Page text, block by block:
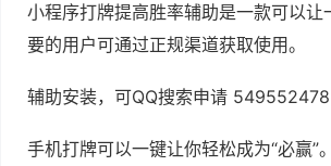
小程序打牌提高胜率辅助是一款可以
要的用户可通过正规渠道获取使用。
辅助安装，可QQ搜索申请
手机打牌可以一键让你轻松成为“必赢